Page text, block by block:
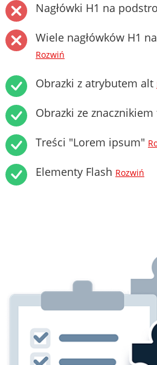
Nagłówki H1 na
Wiele nagłówków H1
Rozwiń
Obrazki z atrybutem alt
Obrazki ze
Treści "Lorem ipsum"
Elementy Flash Rozwiń